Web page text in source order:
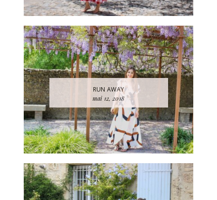
RUN AWAY
mai 12, 2018